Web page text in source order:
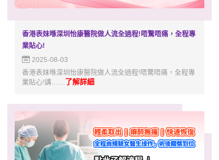
香港表妹喺深圳怡康醫院做人流全過程!唔驚唔痛，全程專
業貼心!
2025-08-03
香港表妹喺深圳怡康醫院做人流全過程!唔驚唔痛，全程專
業貼心!講....... 了解詳細